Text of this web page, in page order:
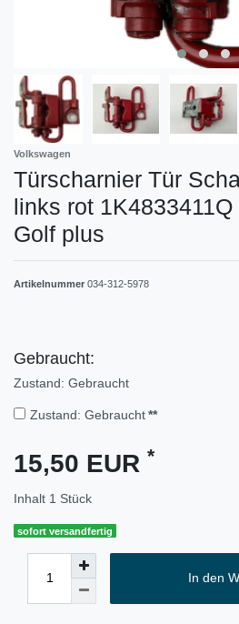
Volkswagen
Türscharnier Tür
links rot
Golf plus
Artikelnummer 034-312-5978
Gebraucht:
Zustand: Gebraucht
Zustand: Gebraucht **
15,50 EUR *
Inhalt 1 Stück
sofort versandfertig
In den